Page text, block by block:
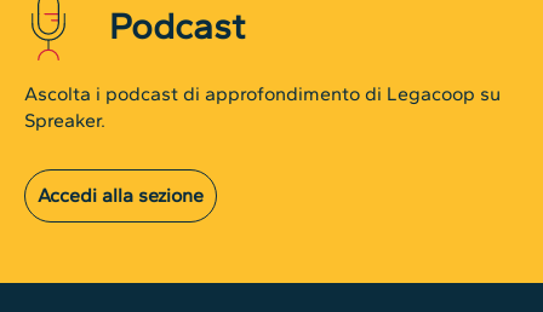
Podcast
Ascolta i podcast di approfondimento di Legacoop su
Spreaker.
Accedi alla sezione